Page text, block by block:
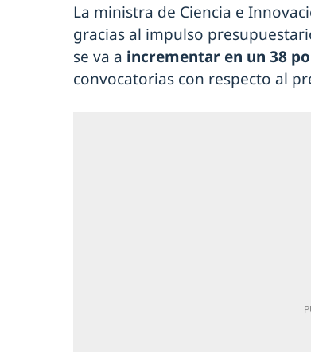
La ministra de Ciencia e
gracias al impulso
se va a incrementar en un 38
convocatorias con respecto al